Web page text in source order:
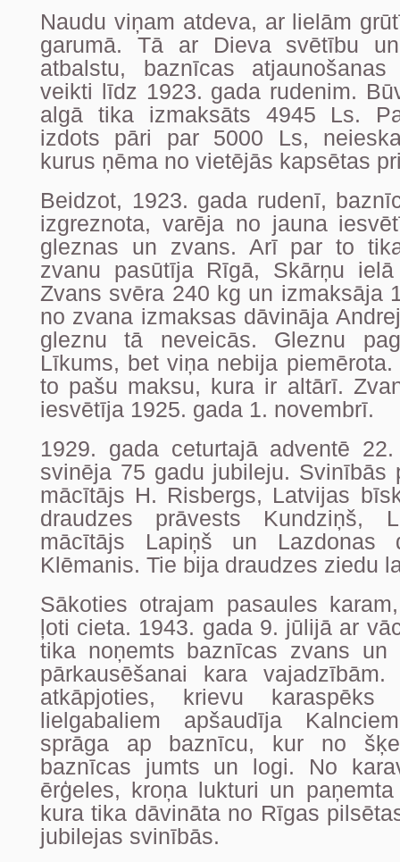
Naudu viņam atdeva, ar lielām
garumā. Tā ar Dieva svētību
atbalstu, baznīcas
veikti līdz 1923. gada rudenim.
algā tika izmaksāts 4945 Ls.
izdots pāri par 5000 Ls,
kurus ņēma no vietējās kapsētas
Beidzot, 1923. gada rudenī,
izgreznota, varēja no jauna
gleznas un zvans. Arī par to
zvanu pasūtīja Rīgā, Skārņu
Zvans svēra 240 kg un izmaksāja
no zvana izmaksas dāvināja
gleznu tā neveicās. Gleznu
Līkums, bet viņa nebija
to pašu maksu, kura ir altārī.
iesvētīja 1925. gada 1. novembrī.
1929. gada ceturtajā adventē
svinēja 75 gadu jubileju. Svinībās
mācītājs H. Risbergs, Latvijas
draudzes prāvests Kundziņš,
mācītājs Lapiņš un Lazdonas
Klēmanis. Tie bija draudzes ziedu
Sākoties otrajam pasaules
ļoti cieta. 1943. gada 9. jūlijā ar
tika noņemts baznīcas zvans un
pārkausēšanai kara
atkāpjoties, krievu
lielgabaliem apšaudīja
sprāga ap baznīcu, kur no
baznīcas jumts un logi. No
ērģeles, kroņa lukturi un
kura tika dāvināta no Rīgas
jubilejas svinībās.